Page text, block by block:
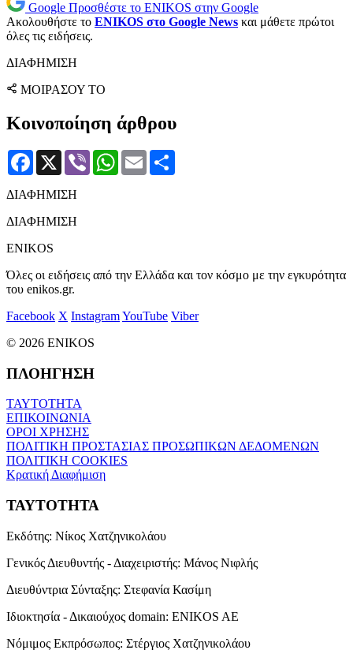
Google Προσθέστε το ENIKOS στην Google
Ακολουθήστε το ENIKOS στο Google News και μάθετε πρώτοι
όλες τις ειδήσεις.
ΔΙΑΦΗΜΙΣΗ
ΜΟΙΡΑΣΟΥ ΤΟ
Κοινοποίηση άρθρου
Facebook
X Viber WhatsApp
Email
ΔΙΑΦΗΜΙΣΗ
ΔΙΑΦΗΜΙΣΗ
ENIKOS
Όλες οι ειδήσεις από την Ελλάδα και τον κόσμο με την εγκυρότητα
του enikos.gr.
Facebook X InstagramYouTube Viber
© 2026 ENIKOS
ΠΛΟΗΓΗΣΗ
ΤΑΥΤΟΤΗΤΑ
ΕΠΙΚΟΙΝΩΝΙΑ
ΟΡΟΙ ΧΡΗΣΗΣ
ΠΟΛΙΤΙΚΗ ΠΡΟΣΤΑΣΙΑΣ ΠΡΟΣΩΠΙΚΩΝ ΔΕΔΟΜΕΝΩΝ
ΠΟΛΙΤΙΚΗ COOKIES
Κρατική Διαφήμιση
ΤΑΥΤΟΤΗΤΑ
Εκδότης: Νίκος Χατζηνικολάου
Γενικός Διευθυντής - Διαχειριστής: Μάνος Νιφλής
Διευθύντρια Σύνταξης: Στεφανία Κασίμη
Ιδιοκτησία - Δικαιούχος domain: ENIKOS AE
Νόμιμος Εκπρόσωπος: Στέργιος Χατζηνικολάου